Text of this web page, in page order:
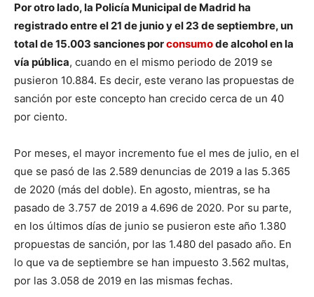
Por otro lado, la Policía Municipal de Madrid ha
registrado entre el 21 de junio y el 23 de septiembre, un
total de 15.003 sanciones porconsumode alcohol en la
vía pública, cuando en el mismo periodo de 2019 se
pusieron 10.884. Es decir, este verano las propuestas de
sanción por este concepto han crecido cerca de un 40
por ciento.
Por meses, el mayor incremento fue el mes de julio, en el
que se pasó de las 2.589 denuncias de 2019 a las 5.365
de 2020 (más del doble). En agosto, mientras, se ha
pasado de 3.757 de 2019 a 4.696 de 2020. Por su parte,
en los últimos días de junio se pusieron este año 1.380
propuestas de sanción, por las 1.480 del pasado año. En
lo que va de septiembre se han impuesto 3.562 multas,
por las 3.058 de 2019 en las mismas fechas.